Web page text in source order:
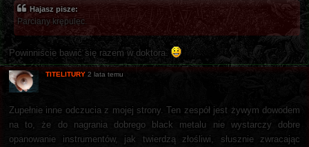
Hajasz pisze:
Parciany krępulec.
Powinniście bawić się razem w doktora.
TITELITURY 2 lata temu
Zupełnie inne odczucia z mojej strony. Ten zespół jest żywym dowodem
na to, że do nagrania dobrego black metalu nie wystarczy dobre
opanowanie instrumentów, jak twierdzą złośliwi, słusznie zwracając